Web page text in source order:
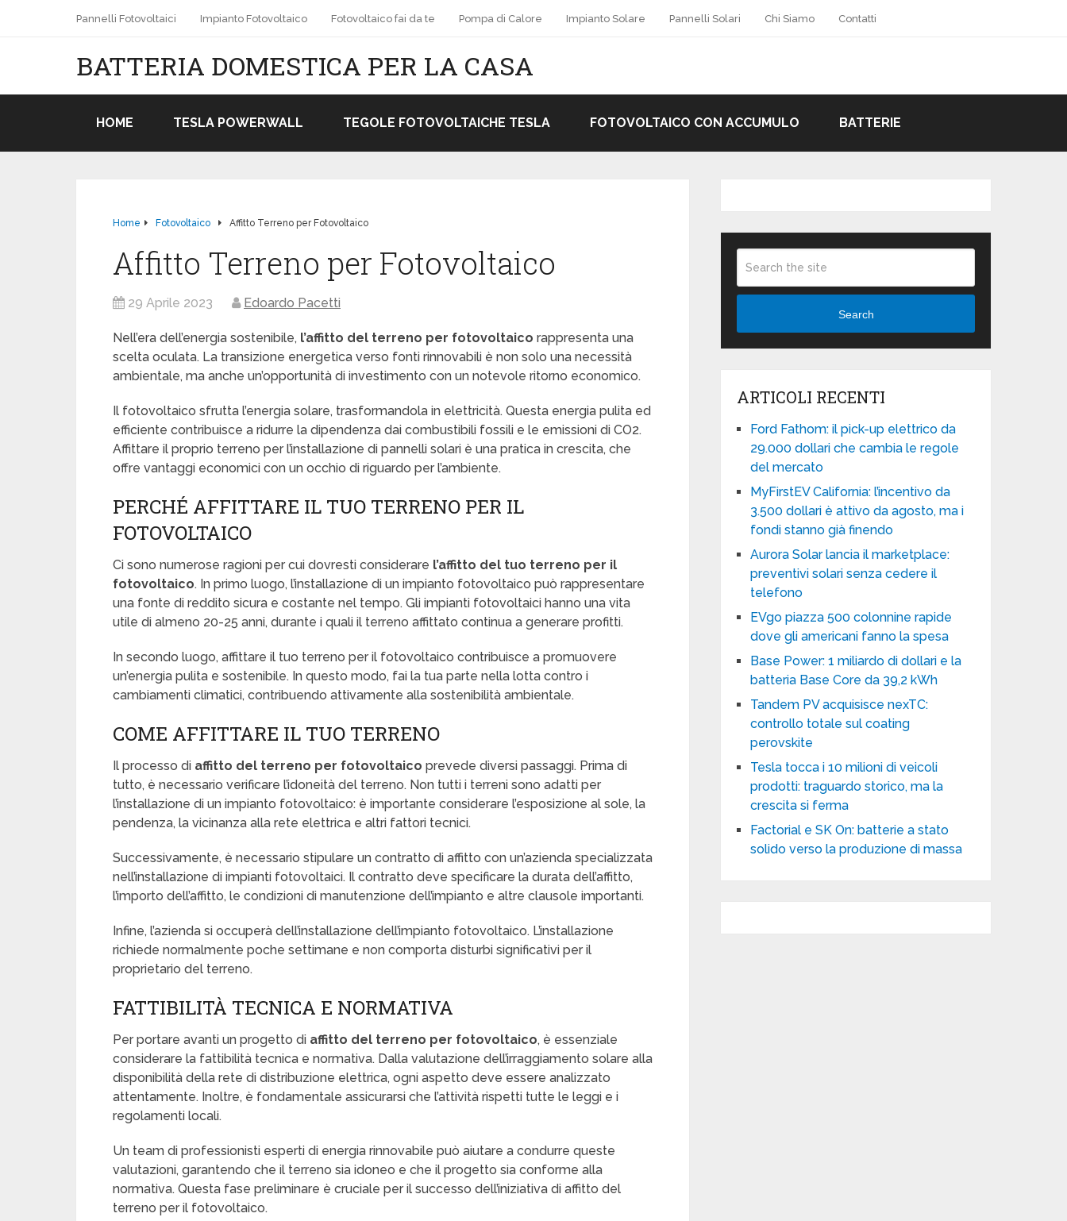
Pannelli Fotovoltaici Impianto Fotovoltaico Fotovoltaico fai da te Pompa di Calore Impianto Solare Pannelli Solari Chi Siamo Contatti
BATTERIA DOMESTICA PER LA CASA
HOME TESLA POWERWALL TEGOLE FOTOVOLTAICHE TESLA FOTOVOLTAICO CON ACCUMULO BATTERIE
Home Fotovoltaico Affitto Terreno per Fotovoltaico
Affitto Terreno per Fotovoltaico
29 Aprile 2023 Edoardo Pacetti
Nell’era dell’energia sostenibile, l’affitto del terreno per fotovoltaico rappresenta una
scelta oculata. La transizione energetica verso fonti rinnovabili è non solo una necessità
ambientale, ma anche un’opportunità di investimento con un notevole ritorno economico.
Il fotovoltaico sfrutta l’energia solare, trasformandola in elettricità. Questa energia pulita ed
efficiente contribuisce a ridurre la dipendenza dai combustibili fossili e le emissioni di CO2.
Affittare il proprio terreno per l’installazione di pannelli solari è una pratica in crescita, che
offre vantaggi economici con un occhio di riguardo per l’ambiente.
PERCHÉ AFFITTARE IL TUO TERRENO PER IL
FOTOVOLTAICO
Ci sono numerose ragioni per cui dovresti considerare l’affitto del tuo terreno per il
fotovoltaico. In primo luogo, l’installazione di un impianto fotovoltaico può rappresentare
una fonte di reddito sicura e costante nel tempo. Gli impianti fotovoltaici hanno una vita
utile di almeno 20-25 anni, durante i quali il terreno affittato continua a generare profitti.
In secondo luogo, affittare il tuo terreno per il fotovoltaico contribuisce a promuovere
un’energia pulita e sostenibile. In questo modo, fai la tua parte nella lotta contro i
cambiamenti climatici, contribuendo attivamente alla sostenibilità ambientale.
COME AFFITTARE IL TUO TERRENO
Il processo di affitto del terreno per fotovoltaico prevede diversi passaggi. Prima di
tutto, è necessario verificare l’idoneità del terreno. Non tutti i terreni sono adatti per
l’installazione di un impianto fotovoltaico: è importante considerare l’esposizione al sole, la
pendenza, la vicinanza alla rete elettrica e altri fattori tecnici.
Successivamente, è necessario stipulare un contratto di affitto con un’azienda specializzata
nell’installazione di impianti fotovoltaici. Il contratto deve specificare la durata dell’affitto,
l’importo dell’affitto, le condizioni di manutenzione dell’impianto e altre clausole importanti.
Infine, l’azienda si occuperà dell’installazione dell’impianto fotovoltaico. L’installazione
richiede normalmente poche settimane e non comporta disturbi significativi per il
proprietario del terreno.
FATTIBILITÀ TECNICA E NORMATIVA
Per portare avanti un progetto di affitto del terreno per fotovoltaico, è essenziale
considerare la fattibilità tecnica e normativa. Dalla valutazione dell’irraggiamento solare alla
disponibilità della rete di distribuzione elettrica, ogni aspetto deve essere analizzato
attentamente. Inoltre, è fondamentale assicurarsi che l’attività rispetti tutte le leggi e i
regolamenti locali.
Un team di professionisti esperti di energia rinnovabile può aiutare a condurre queste
valutazioni, garantendo che il terreno sia idoneo e che il progetto sia conforme alla
normativa. Questa fase preliminare è cruciale per il successo dell’iniziativa di affitto del
terreno per il fotovoltaico.
Search
ARTICOLI RECENTI
Ford Fathom: il pick-up elettrico da
29.000 dollari che cambia le regole
del mercato
MyFirstEV California: l’incentivo da
3.500 dollari è attivo da agosto, ma i
fondi stanno già finendo
Aurora Solar lancia il marketplace:
preventivi solari senza cedere il
telefono
EVgo piazza 500 colonnine rapide
dove gli americani fanno la spesa
Base Power: 1 miliardo di dollari e la
batteria Base Core da 39,2 kWh
Tandem PV acquisisce nexTC:
controllo totale sul coating
perovskite
Tesla tocca i 10 milioni di veicoli
prodotti: traguardo storico, ma la
crescita si ferma
Factorial e SK On: batterie a stato
solido verso la produzione di massa